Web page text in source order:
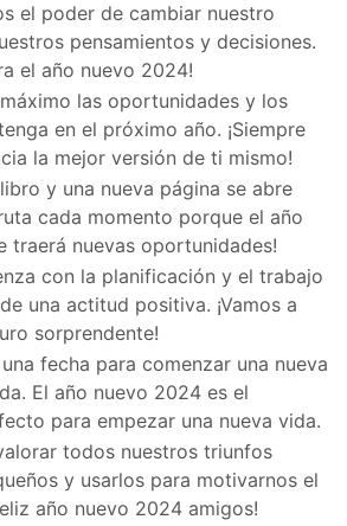
el poder de cambiar nuestro
pensamientos y decisiones.
el año nuevo 2024!
las oportunidades y los
en el próximo año. ¡Siempre
la mejor versión de ti mismo!
y una nueva página se abre
cada momento porque el año
traerá nuevas oportunidades!
con la planificación y el trabajo
una actitud positiva. ¡Vamos a
sorprendente!
fecha para comenzar una nueva
El año nuevo 2024 es el
para empezar una nueva vida.
todos nuestros triunfos
y usarlos para motivarnos el
año nuevo 2024 amigos!